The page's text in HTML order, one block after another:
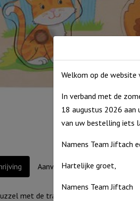
Aanvullende informatie
met de traktor en dieren op de
Welkom op de website
In verband met de
18 augustus 2026 aan
van uw bestelling iets
Namens Team Jiftach
Hartelijke groet,
Namens Team Jiftach